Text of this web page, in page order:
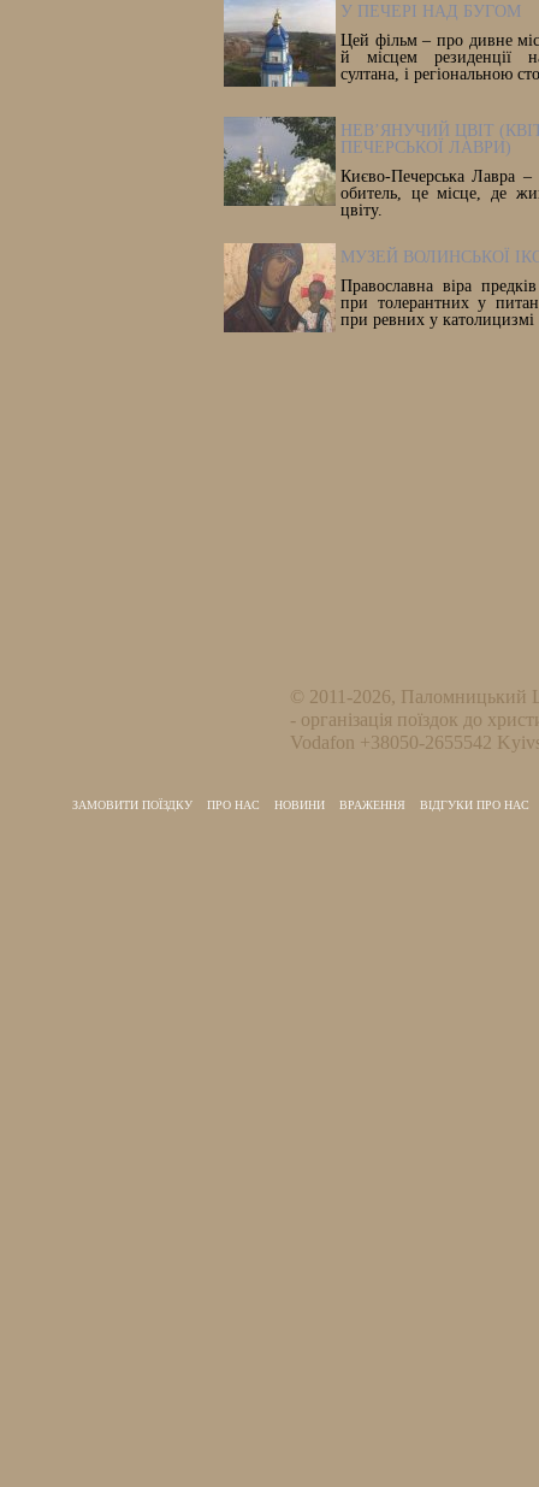
У ПЕЧЕРІ НАД БУГОМ
Цей фільм – про дивне
й місцем резиденції
султана, і регіональною
НЕВ’ЯНУЧИЙ ЦВІТ
ПЕЧЕРСЬКОЇ ЛАВРИ)
Києво-Печерська Лавра –
обитель, це місце, де
цвіту.
МУЗЕЙ ВОЛИНСЬКОЇ
Православна віра
при толерантних у
при ревних у католицизмі
© 2011-2026, Паломницький
- організація поїздок до
Vodafon +38050-2655542
ЗАМОВИТИ ПОЇЗДКУ ПРО НАС НОВИНИ ВРАЖЕННЯ ВІДГУКИ ПРО НАС